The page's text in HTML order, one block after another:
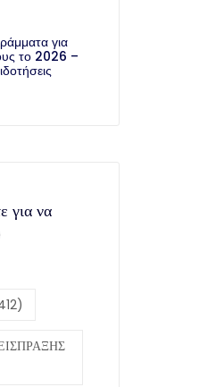
για
το 2026 –
για να